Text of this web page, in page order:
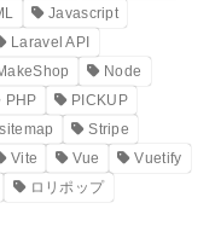
Javascript
Laravel API
Node
PHP
PICKUP
sitemap
Stripe
Vite Vue
Vuetify
ロリポップ